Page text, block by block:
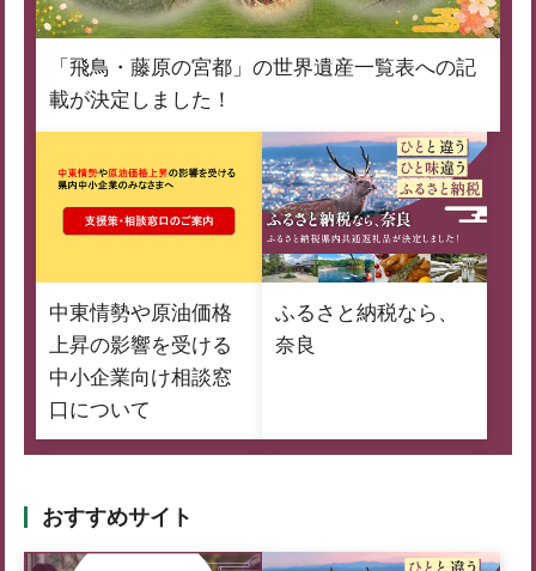
「飛鳥・藤原の宮都」の世界遺産一覧表への記
載が決定しました！
中東情勢や原油価格
上昇の影響を受ける
中小企業向け相談窓
口について
ふるさと納税なら、
奈良
おすすめサイト